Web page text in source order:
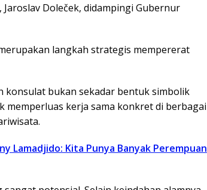
Doleček, didampingi Gubernur
langkah strategis mempererat
konsulat bukan sekadar bentuk simbolik
kerja sama konkret di berbagai
Lamadjido: Kita Punya Banyak Perempuan